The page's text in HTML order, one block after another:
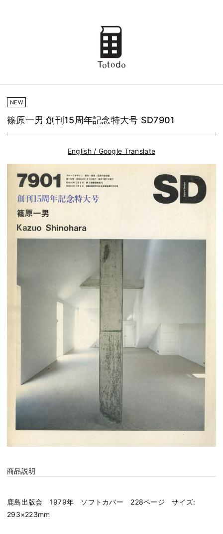
NEW
篠原一男 創刊15周年記念特大号 SD7901
English / Google Translate
商品説明
鹿島出版会 1979年 ソフトカバー 228ページ サイズ:
293×223mm